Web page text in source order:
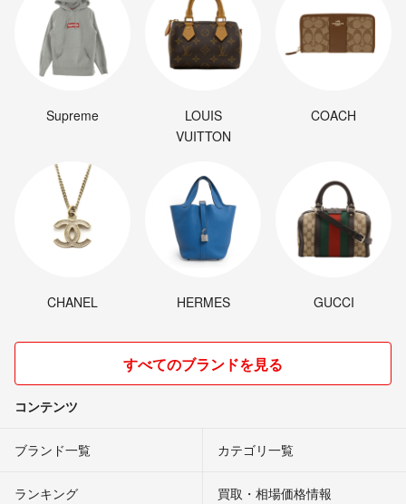
Supreme
LOUIS
VUITTON
COACH
CHANEL HERMES GUCCI
すべてのブランドを見る
コンテンツ
ブランド一覧 カテゴリ一覧
ランキング 買取・相場価格情報